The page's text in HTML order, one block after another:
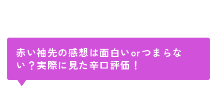
赤い袖先の感想は面白いorつまらな
い？実際に見た辛口評価！